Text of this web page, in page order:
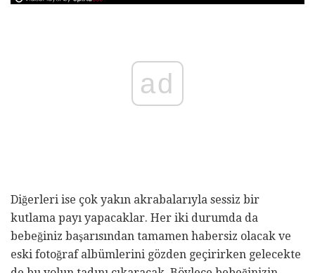
ad
Diğerleri ise çok yakın akrabalarıyla sessiz bir
kutlama payı yapacaklar. Her iki durumda da
bebeğiniz başarısından tamamen habersiz olacak ve
eski fotoğraf albümlerini gözden geçirirken gelecekte